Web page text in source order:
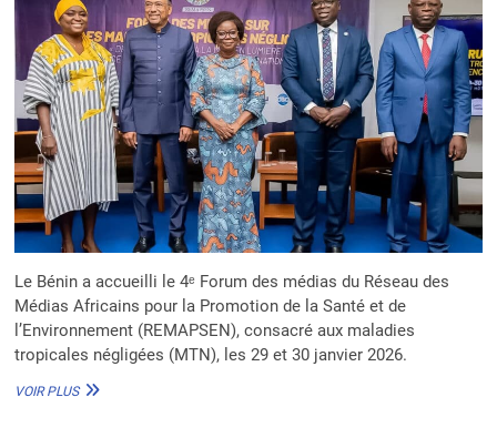
ACCÉLÉRER
L’ÉLIMINATION
DES
MTN
Le Bénin a accueilli le 4ᵉ Forum des médias du Réseau des
Médias Africains pour la Promotion de la Santé et de
l’Environnement (REMAPSEN), consacré aux maladies
tropicales négligées (MTN), les 29 et 30 janvier 2026.
VOIR PLUS4ᵉ